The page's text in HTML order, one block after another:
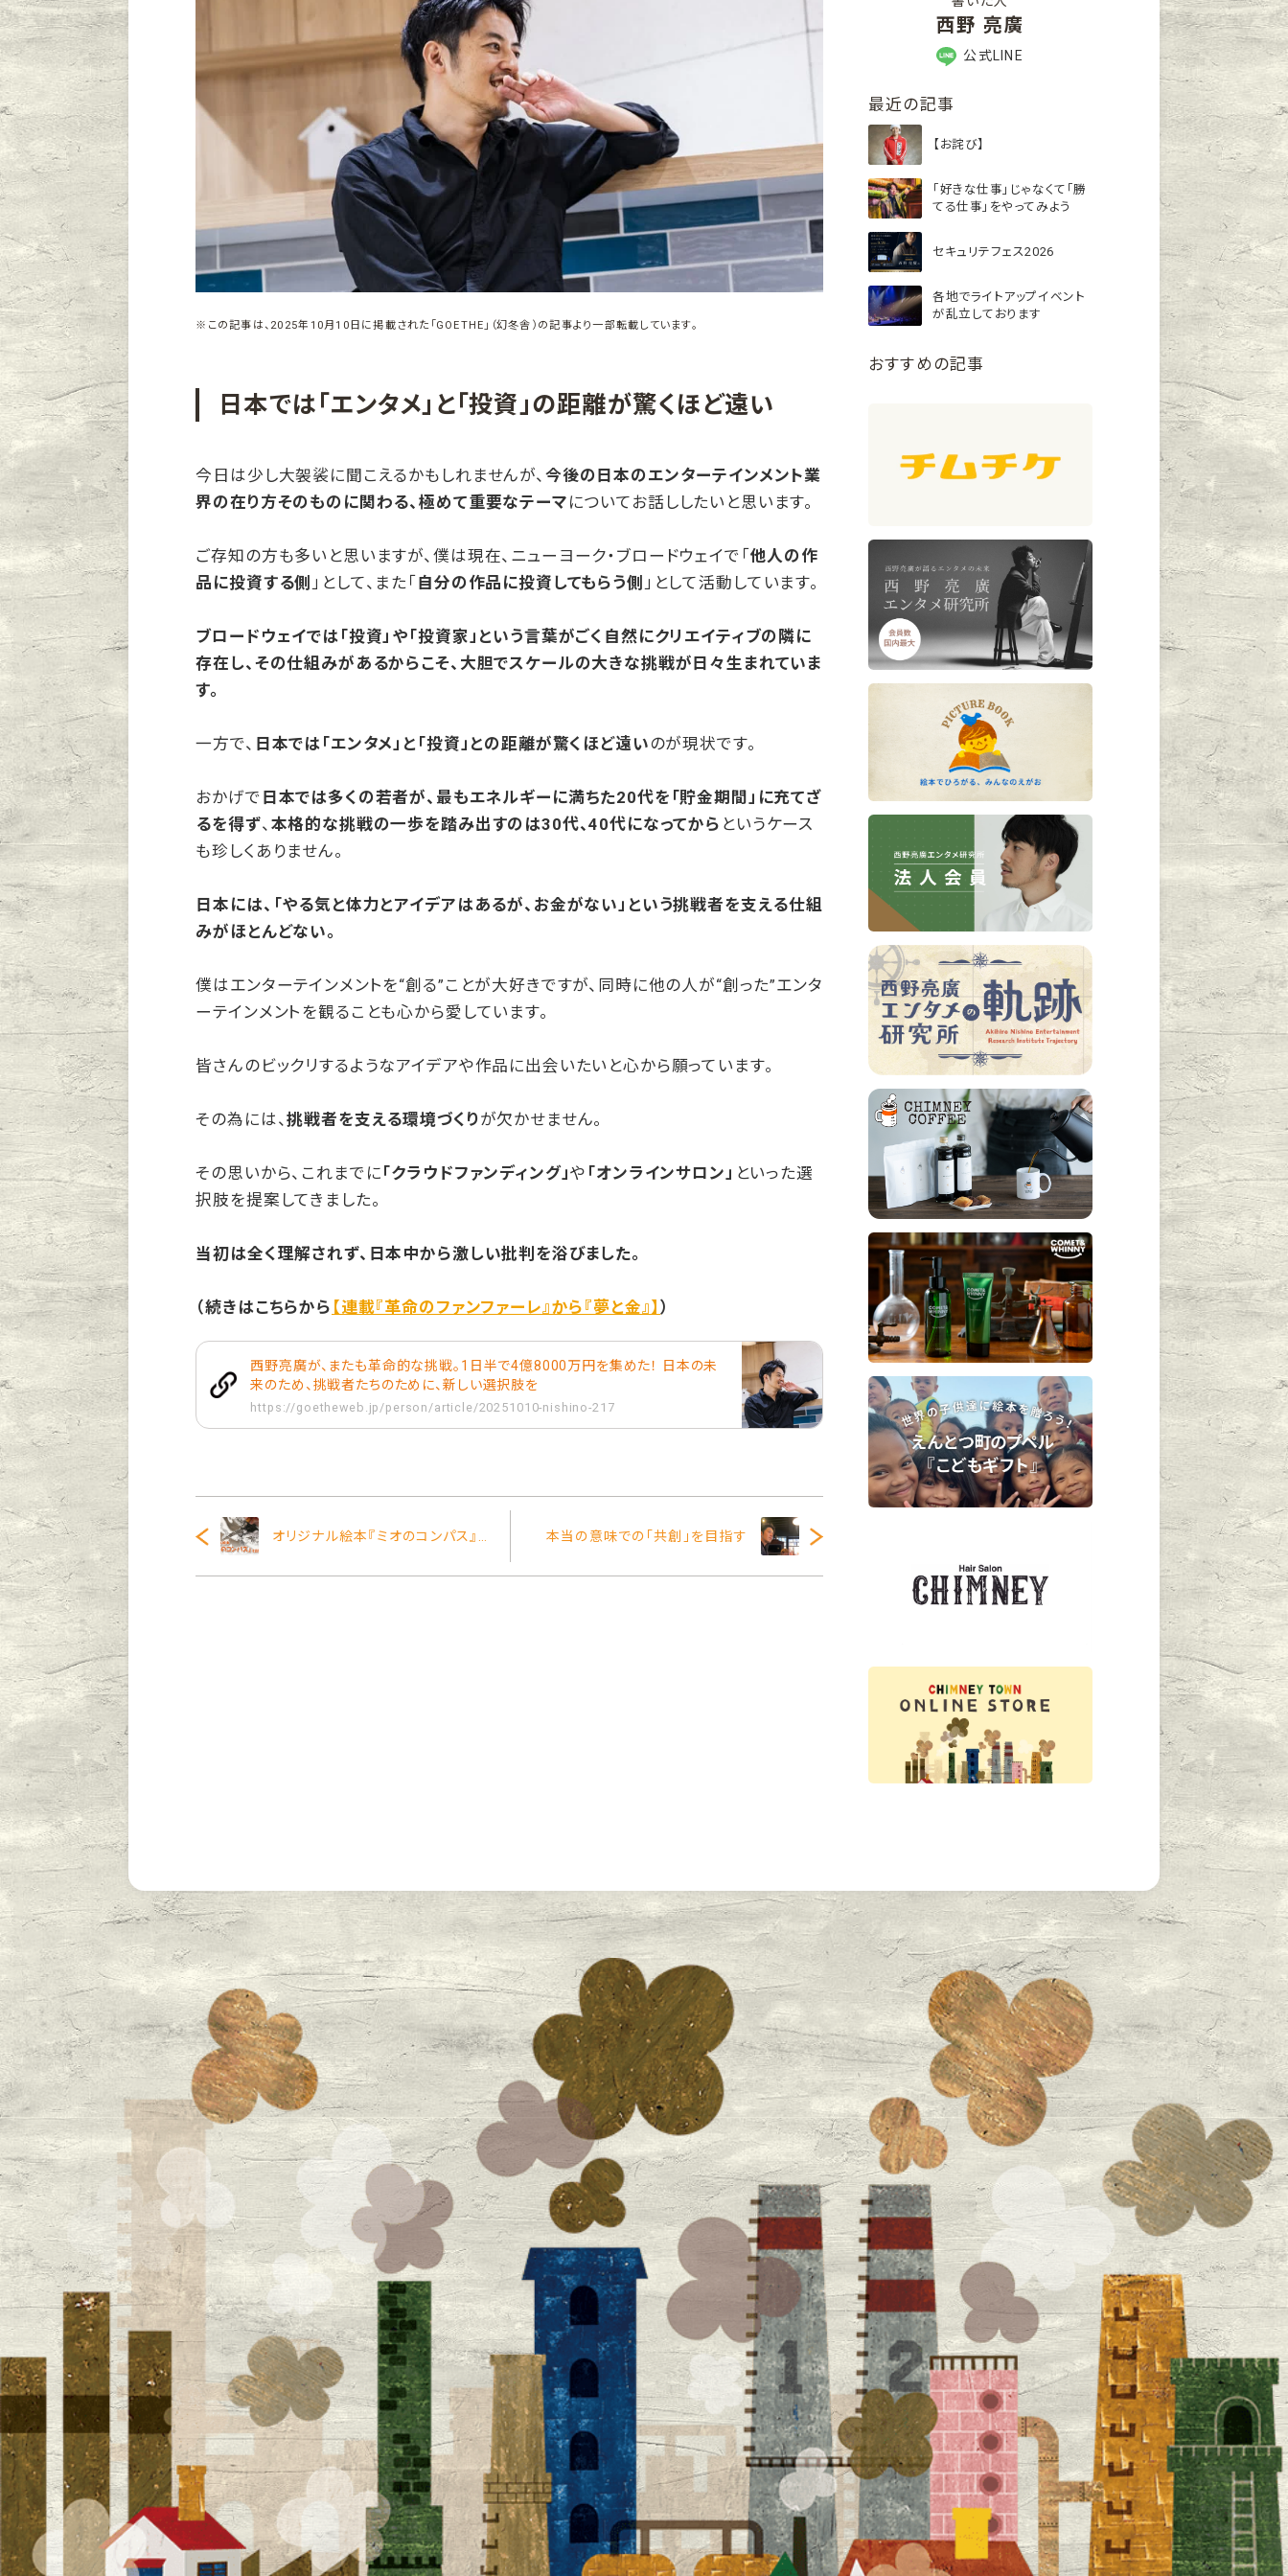
※この記事は、2025年10月10日に掲載された「GOETHE」（幻冬舎）の記事より一部転載しています。
日本では「エンタメ」と「投資」の距離が驚くほど遠い
今日は少し大袈裟に聞こえるかもしれませんが、 今後の日本のエンターテインメント業
界の在り方そのものに関わる、極めて重要なテーマ についてお話ししたいと思います。
ご存知の方も多いと思いますが、僕は現在、ニューヨーク・ブロードウェイで「 他人の作
品に投資する側 」として、また「 自分の作品に投資してもらう側 」として活動しています。
ブロードウェイでは「投資」や「投資家」という言葉がごく自然にクリエイティブの隣に
存在し、その仕組みがあるからこそ、大胆でスケールの大きな挑戦が日々生まれていま
す。
一方で、 日本では「エンタメ」と「投資」との距離が驚くほど遠いのが現状です。
おかげで 日本では多くの若者が、最もエネルギーに満ちた20代を「貯金期間」に充てざ
るを得ず、 本格的な挑戦の一歩を踏み出すのは30代、40代になってから というケース
も珍しくありません。
日本には、「やる気と体力とアイデアはあるが、お金がない」という挑戦者を支える仕組
みがほとんどない。
僕はエンターテインメントを“創る”ことが大好きですが、同時に他の人が“創った”エンタ
ーテインメントを観ることも心から愛しています。
皆さんのビックリするようなアイデアや作品に出会いたいと心から願っています。
その為には、挑戦者を支える環境づくりが欠かせません。
その思いから、これまでに 「クラウドファンディング」や 「オンラインサロン」 といった選
択肢を提案してきました。
当初は全く理解されず、日本中から激しい批判を浴びました。
（続きはこちらから 【連載『革命のファンファーレ』から『夢と金』】）
西野亮廣が、またも革命的な挑戦。1日半で4億8000万円を集めた！ 日本の未
来のため、挑戦者たちのために、新しい選択肢を
https://goetheweb.jp/person/article/20251010-nishino-217
本当の意味での「共創」を目指す
西野 亮廣
公式LINE
最近の記事
【お詫び】
「好きな仕事」じゃなくて「勝
てる仕事」をやってみよう
セキュリテフェス2026
各地でライトアップイベント
が乱立しております
おすすめの記事